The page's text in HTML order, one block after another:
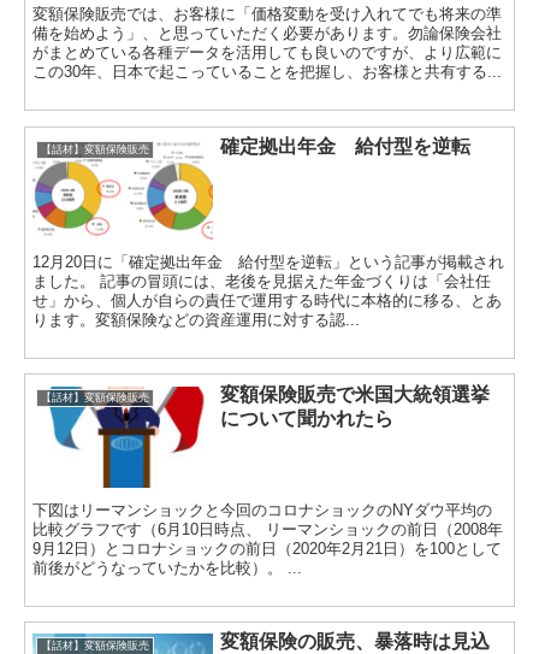
変額保険販売では、お客様に「価格変動を受け入れてでも将来の準
備を始めよう」、と思っていただく必要があります。勿論保険会社
がまとめている各種データを活用しても良いのですが、より広範に
この30年、日本で起こっていることを把握し、お客様と共有する...
【話材】変額保険販売 確定拠出年金 給付型を逆転
12月20日に「確定拠出年金 給付型を逆転」という記事が掲載され
ました。 記事の冒頭には、老後を見据えた年金づくりは「会社任
せ」から、個人が自らの責任で運用する時代に本格的に移る、とあ
ります。変額保険などの資産運用に対する認...
【話材】変額保険販売
変額保険販売で米国大統領選挙
について聞かれたら
下図はリーマンショックと今回のコロナショックのNYダウ平均の
比較グラフです（6月10日時点、 リーマンショックの前日（2008年
9月12日）とコロナショックの前日（2020年2月21日）を100として
前後がどうなっていたかを比較）。 ...
【話材】変額保険販売
変額保険の販売、暴落時は見込